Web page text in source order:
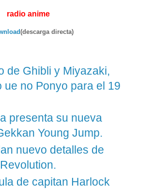
radio anime
(descarga directa)
de Ghibli y Miyazaki,
ue no Ponyo para el 19
presenta su nueva
Young Jump.
nuevo detalles de
de capitan Harlock